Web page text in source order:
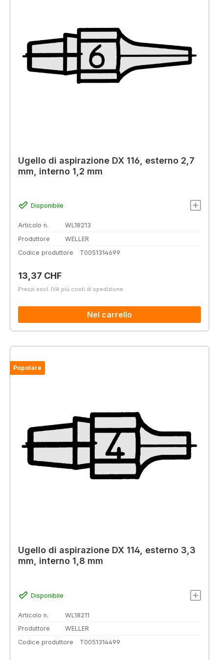
Ugello di aspirazione DX 116, esterno 2,7
mm, interno 1,2 mm
Disponibile
Articolo n.
WL18213
Produttore
WELLER
Codice produttore
T0051314699
Prezzo normale:
13,37 CHF
Prezzi escl. IVA più costi di spedizione
Nel carrello
Popolare
Ugello di aspirazione DX 114, esterno 3,3
mm, interno 1,8 mm
Disponibile
Articolo n.
WL18211
Produttore
WELLER
Codice produttore
T0051314499